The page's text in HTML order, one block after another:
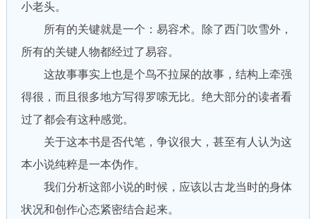
小老头。
所有的关键就是一个：易容术。除了西门吹雪外，
所有的关键人物都经过了易容。
这故事事实上也是个鸟不拉屎的故事，结构上牵强
得很，而且很多地方写得罗嗦无比。绝大部分的读者看
过了都会有这种感觉。
关于这本书是否代笔，争议很大，甚至有人认为这
本小说纯粹是一本伪作。
我们分析这部小说的时候，应该以古龙当时的身体
状况和创作心态紧密结合起来。